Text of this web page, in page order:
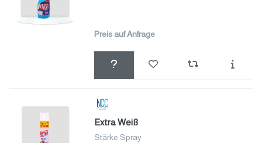
Preis auf Anfrage
Extra Weiß
Stärke Spray